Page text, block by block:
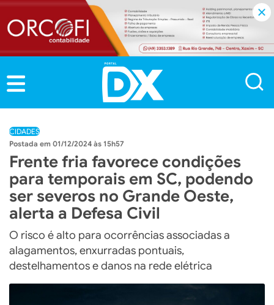
CIDADES
01/12/2024 às 15h57
Frente fria favorece condições
para temporais em SC, podendo
ser severos no Grande Oeste,
alerta a Defesa Civil
O risco é alto para ocorrências associadas a
alagamentos, enxurradas pontuais,
destelhamentos e danos na rede elétrica